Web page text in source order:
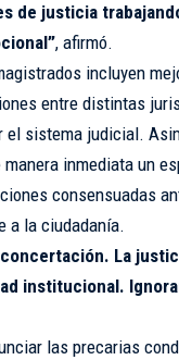
de justicia
, afirmó.
incluyen
entre distintas
sistema judicial.
inmediata un
consensuadas
a la ciudadanía.
La
institucional.
las precarias